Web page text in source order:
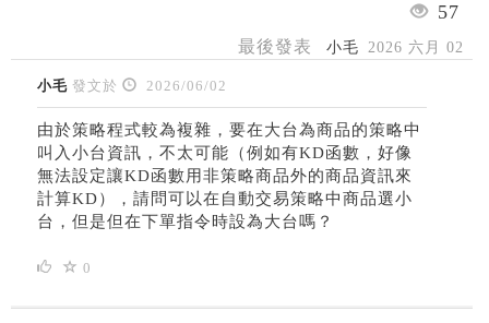
57
最後發表 小毛 2026 六月 02
小毛 發文於 2026/06/02
由於策略程式較為複雜，要在大台為商品的策略中
叫入小台資訊，不太可能（例如有KD函數，好像
無法設定讓KD函數用非策略商品外的商品資訊來
計算KD），請問可以在自動交易策略中商品選小
台，但是但在下單指令時設為大台嗎？
0